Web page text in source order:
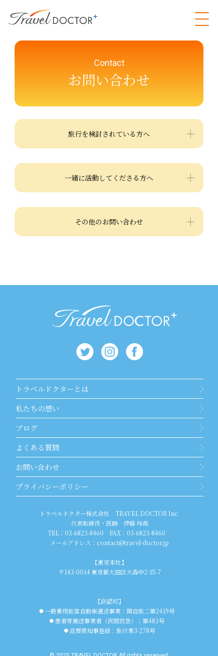
Contact
お問い合わせ
旅行を検討されている方へ
一緒に活動してくださる方へ
その他のお問い合わせ
トラベルドクターとは
私たちの想い
ブログ
よくある質問
お問い合わせ
プライバシーポリシー
トラベルドクター株式会社 TRAVEL DOCTOR Inc.
代表取締役・医師 伊藤 玲哉
TEL： 03-6823-8460 FAX： 03-6823-8460
メールアドレス： contact@travel-doctor.jp
【東京本社】
〒143-0014 東京都大田区大森中2-15-7
【許認可】
●一般乗用旅客自動車運送事業：関自旅二第2419号
●患者等搬送事業者（民間救急）：第483号
● 滋賀県知事登録：旅行業3-278号